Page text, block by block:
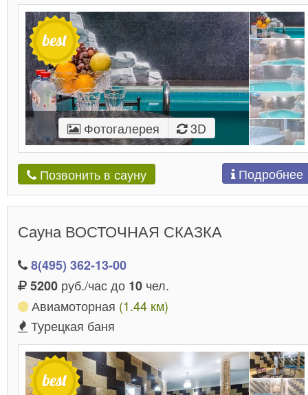
Фотогалерея 3D
Позвонить в сауну Подробнее
Сауна ВОСТОЧНАЯ СКАЗКА
8(495) 362-13-00
5200 руб./час до 10 чел.
Авиамоторная (1.44 км)
Турецкая баня